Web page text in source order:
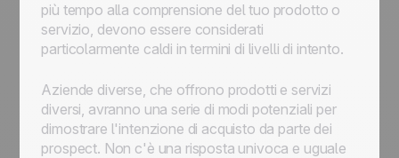
più tempo alla comprensione del tuo prodotto o
servizio, devono essere considerati
particolarmente caldi in termini di livelli di intento.
Aziende diverse, che offrono prodotti e servizi
diversi, avranno una serie di modi potenziali per
dimostrare l'intenzione di acquisto da parte dei
prospect. Non c'è una risposta univoca e uguale